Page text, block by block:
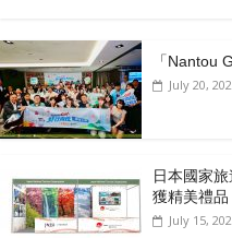
「Nantou
July 20,
日本國家
獲精美禮品
July 15,